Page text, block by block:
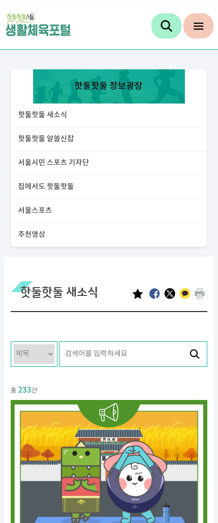
핫둘핫둘 정보광장
핫둘핫둘 새소식
핫둘핫둘 알쓸신잡
서울시민 스포츠 기자단
집에서도 핫둘핫둘
서울스포츠
추천영상
핫둘핫둘 새소식
총 233건